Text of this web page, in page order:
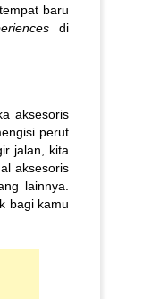
baru
di
aksesoris
perut
jalan, kita
aksesoris
lainnya.
bagi kamu